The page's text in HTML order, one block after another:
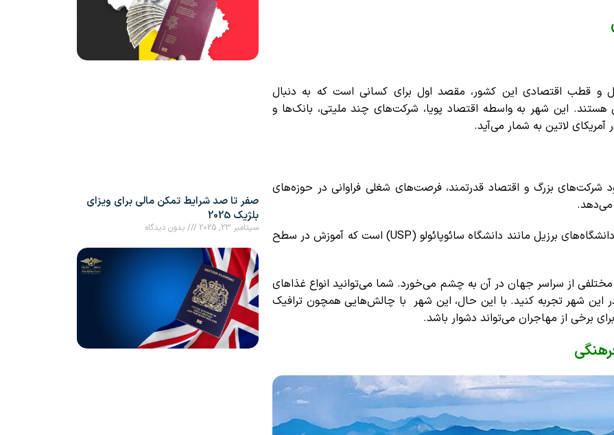
و قطب اقتصادی این کشور، مقصد اول برای کسانی است که به دنبال
این شهر به واسطه اقتصاد پویا، شرکت‌های چند ملیتی، بانک‌ها و
لاتین به شمار می‌آید.
شرکت‌های بزرگ و اقتصاد قدرتمند، فرصت‌های شغلی فراوانی در حوزه‌های
می‌دهد.
این شهر میزبان برخی از بهترین دانشگاه‌های برزیل مانند دانشگاه سائوپائولو (USP) است که آموزش در سطح
از سراسر جهان در آن به چشم می‌خورد. شما می‌توانید انواع غذاهای
این شهر تجربه کنید. با این حال، این شهر با چالش‌هایی همچون ترافیک
برخی از مهاجران می‌تواند دشوار باشد.
صفر تا صد شرایط تمکن مالی برای ویزای
بلژیک 2025
سپتامبر 23, 2025 بدون دیدگاه